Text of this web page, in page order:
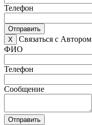
Телефон
Отправить
X
Связаться с Автором
ФИО
Телефон
Сообщение
Отправить